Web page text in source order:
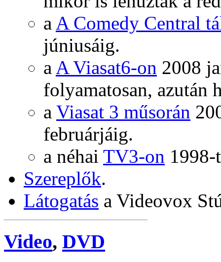
a A Comedy Central
júniusáig.
a A Viasat6-on 2008
folyamatosan, azután
a Viasat 3 műsorán
februárjáig.
a néhai TV3-on
Szereplők.
Látogatás a Videovox
Video, DVD